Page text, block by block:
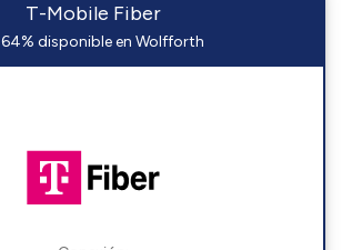
T-Mobile Fiber
64% disponible en Wolfforth